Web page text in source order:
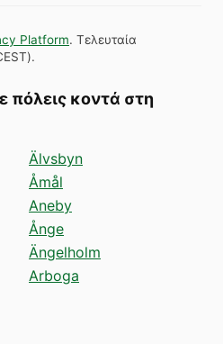
Platform. Τελευταία
).
πόλεις κοντά στη
Älvsbyn
Åmål
Aneby
Ånge
Ängelholm
Arboga